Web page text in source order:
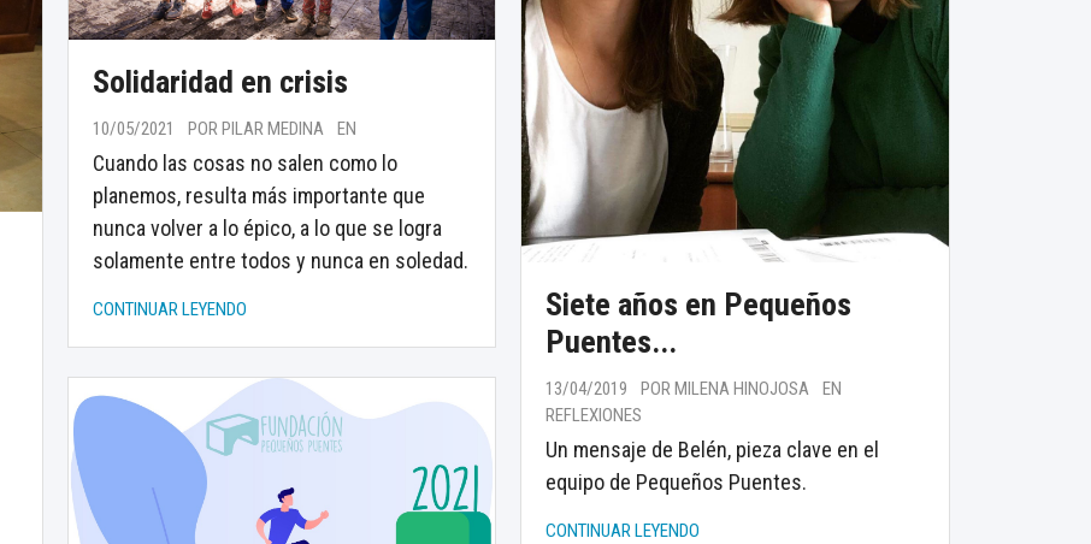
Solidaridad en crisis
10/05/2021 POR PILAR MEDINA EN
Cuando las cosas no salen como lo
planemos, resulta más importante que
nunca volver a lo épico, a lo que se logra
solamente entre todos y nunca en soledad.
CONTINUAR LEYENDO
Siete años en Pequeños
Puentes...
13/04/2019 POR MILENA HINOJOSA
EN
REFLEXIONES
Un mensaje de Belén, pieza clave en el
equipo de Pequeños Puentes.
CONTINUAR LEYENDO